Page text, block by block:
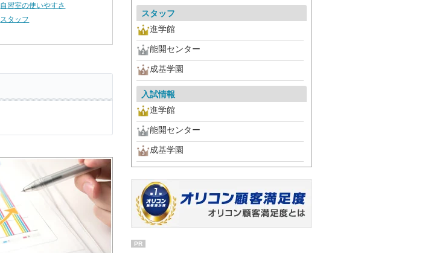
自習室の使いやすさ
スタッフ
スタッフ
進学館
能開センター
成基学園
入試情報
進学館
能開センター
成基学園
PR